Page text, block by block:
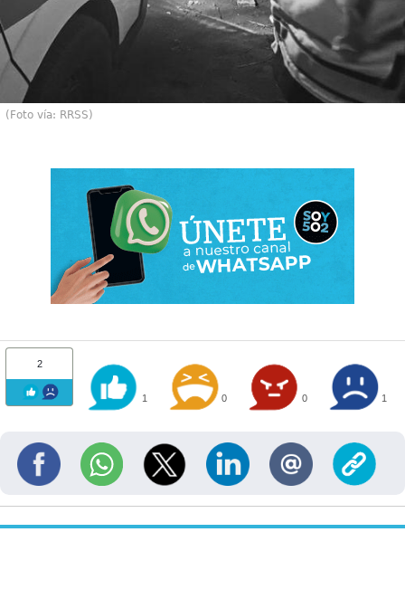
(Foto vía: RRSS)
2
1 0 0 1